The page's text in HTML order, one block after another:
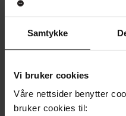
Samtykke
Vi bruker cookies
Våre nettsider benytter
bruker cookies til: